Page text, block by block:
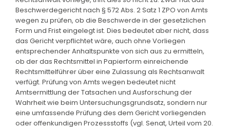
Beschwerdegericht nach § 572 Abs. 2 Satz 1 ZPO von Amts
wegen zu prüfen, ob die Beschwerde in der gesetzlichen
Form und Frist eingelegt ist. Dies bedeutet aber nicht, dass
das Gericht verpflichtet wäre, auch ohne Vorliegen
entsprechender Anhaltspunkte von sich aus zu ermitteln,
ob der das Rechtsmittel in Papierform einreichende
Rechtsmittelführer über eine Zulassung als Rechtsanwalt
verfügt. Prüfung von Amts wegen bedeutet nicht
Amtsermittlung der Tatsachen und Ausforschung der
Wahrheit wie beim Untersuchungsgrundsatz, sondern nur
eine umfassende Prüfung des dem Gericht vorliegenden
oder offenkundigen Prozessstoffs (vgl. Senat, Urteil vom 20.